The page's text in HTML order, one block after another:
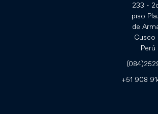
233 -
piso
de
Cusco
Perú
‪+51 908